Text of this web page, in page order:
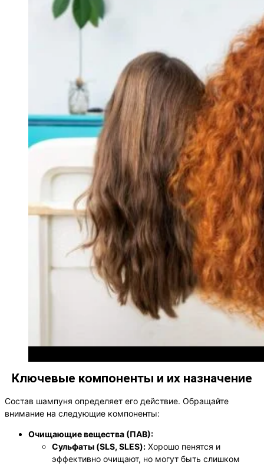
Ключевые компоненты и их назначение
Состав шампуня определяет его действие. Обращайте
внимание на следующие компоненты:
Очищающие вещества (ПАВ):
Сульфаты (SLS, SLES): Хорошо пенятся и
эффективно очищают, но могут быть слишком